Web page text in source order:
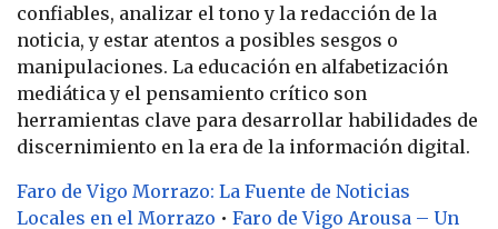
confiables, analizar el tono y la redacción de la
noticia, y estar atentos a posibles sesgos o
manipulaciones. La educación en alfabetización
mediática y el pensamiento crítico son
herramientas clave para desarrollar habilidades de
discernimiento en la era de la información digital.
Faro de Vigo Morrazo: La Fuente de Noticias
Locales en el Morrazo • Faro de Vigo Arousa – Un